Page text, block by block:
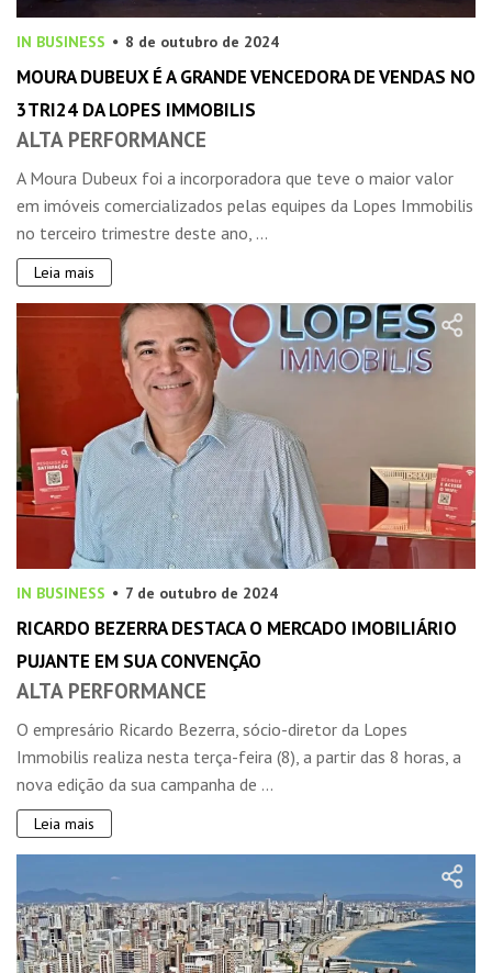
IN BUSINESS 8 de outubro de 2024
MOURA DUBEUX É A GRANDE VENCEDORA DE VENDAS NO
3TRI24 DA LOPES IMMOBILIS
ALTA PERFORMANCE
A Moura Dubeux foi a incorporadora que teve o maior valor
em imóveis comercializados pelas equipes da Lopes Immobilis
no terceiro trimestre deste ano, ...
Leia mais
IN BUSINESS 7 de outubro de 2024
RICARDO BEZERRA DESTACA O MERCADO IMOBILIÁRIO
PUJANTE EM SUA CONVENÇÃO
ALTA PERFORMANCE
O empresário Ricardo Bezerra, sócio-diretor da Lopes
Immobilis realiza nesta terça-feira (8), a partir das 8 horas, a
nova edição da sua campanha de ...
Leia mais